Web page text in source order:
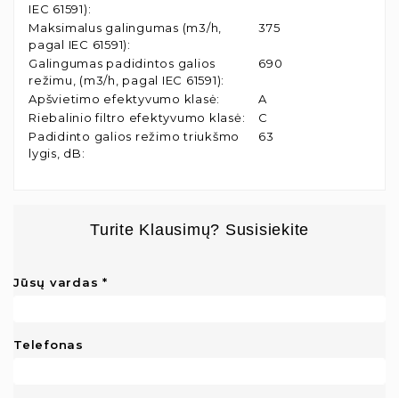
IEC 61591):
Maksimalus galingumas (m3/h,
pagal IEC 61591):
375
Galingumas padidintos galios
režimu, (m3/h, pagal IEC 61591):
690
Apšvietimo efektyvumo klasė:
A
Riebalinio filtro efektyvumo klasė:
C
Padidinto galios režimo triukšmo
lygis, dB:
63
Turite Klausimų? Susisiekite
Jūsų vardas
Telefonas